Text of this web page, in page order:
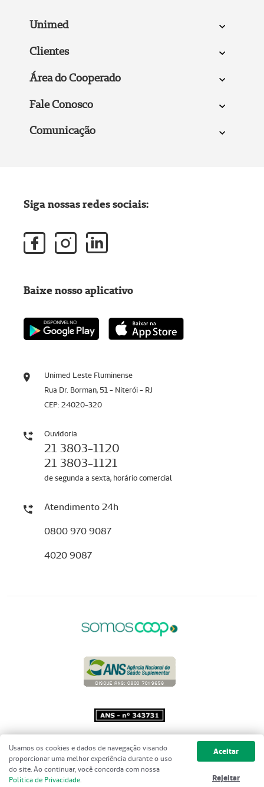
Unimed
Clientes
Área do Cooperado
Fale Conosco
Comunicação
Unimed Leste Fluminense
Rua Dr. Borman, 51 - Niterói - RJ
CEP: 24020-320
Ouvidoria
21 3803-1120
21 3803-1121
de segunda a sexta, horário comercial
Atendimento 24h
0800 970 9087
4020 9087
Siga nossas redes sociais:
Baixe nosso aplicativo
Copyright 2001 - 2026 Unimed do
Brasil - Todos os direitos reservados
Usamos os cookies e dados de navegação visando
proporcionar uma melhor experiência durante o uso
do site. Ao continuar, você concorda com nossa
Política de Privacidade.
Aceitar
Rejeitar